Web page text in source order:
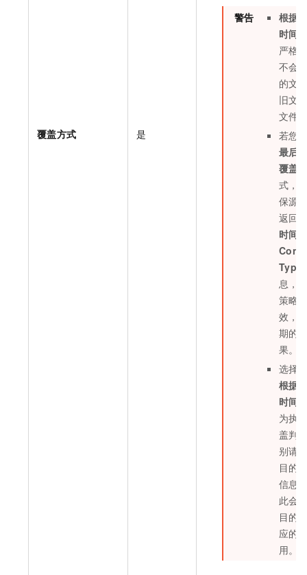
覆盖方式 是
警告
根据
时间
严格
不会
的文
旧文
文件
若您
最后
覆盖
式，
保源
返回
时间
Type
息，
策略
效，
期的
果。
选择
根据
时间
为执
盖判
别请
目的
信息
此会
目的
应的
用。